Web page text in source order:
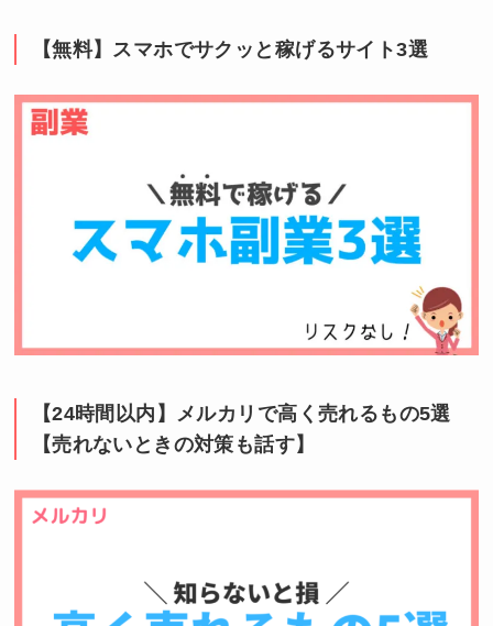
【無料】スマホでサクッと稼げるサイト3選
【24時間以内】メルカリで高く売れるもの5選
【売れないときの対策も話す】